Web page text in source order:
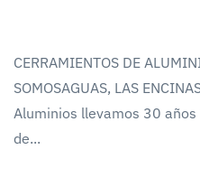
CERRAMIENTOS DE
SOMOSAGUAS, LAS
Aluminios llevamos 30
de...